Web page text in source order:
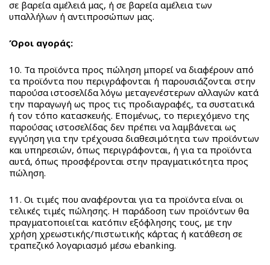
σε βαρεία αμέλειά μας, ή σε βαρεία αμέλεια των
υπαλλήλων ή αντιπροσώπων μας.
Όροι αγοράς:
10. Τα προϊόντα προς πώληση μπορεί να διαφέρουν από
τα προϊόντα που περιγράφονται ή παρουσιάζονται στην
παρούσα ιστοσελίδα λόγω μεταγενέστερων αλλαγών κατά
την παραγωγή ως προς τις προδιαγραφές, τα συστατικά
ή τον τόπο κατασκευής. Επομένως, το περιεχόμενο της
παρούσας ιστοσελίδας δεν πρέπει να λαμβάνεται ως
εγγύηση για την τρέχουσα διαθεσιμότητα των προϊόντων
και υπηρεσιών, όπως περιγράφονται, ή για τα προϊόντα
αυτά, όπως προσφέρονται στην πραγματικότητα προς
πώληση.
11. Οι τιμές που αναφέρονται για τα προϊόντα είναι οι
τελικές τιμές πώλησης. Η παράδοση των προϊόντων θα
πραγματοποιείται κατόπιν εξόφλησης τους, με την
χρήση χρεωστικής/πιστωτικής κάρτας ή κατάθεση σε
τραπεζικό λογαριασμό μέσω ebanking.